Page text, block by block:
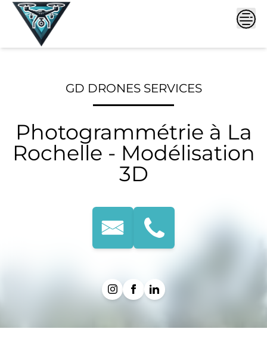
Skip
GD DRONES SERVICES
Photogrammétrie à La
Rochelle - Modélisation
3D